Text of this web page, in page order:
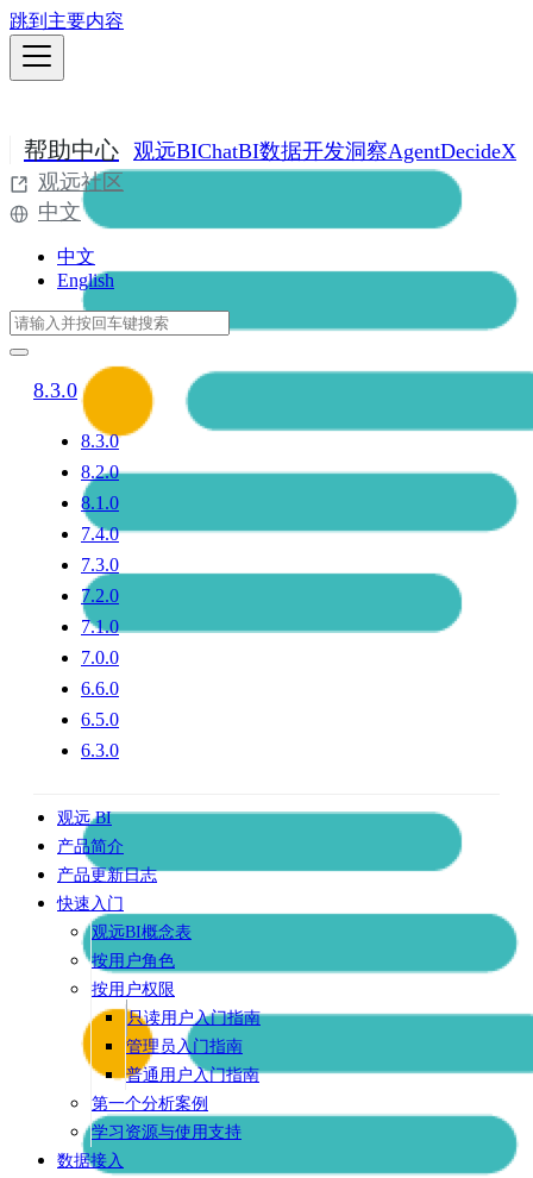
跳到主要内容
帮助中心 观远BIChatBI数据开发洞察AgentDecideX
观远社区
中文
中文
English
8.3.0
8.3.0
8.2.0
8.1.0
7.4.0
7.3.0
7.2.0
7.1.0
7.0.0
6.6.0
6.5.0
6.3.0
观远 BI
产品简介
产品更新日志
快速入门
观远BI概念表
按用户角色
按用户权限
只读用户入门指南
管理员入门指南
普通用户入门指南
第一个分析案例
学习资源与使用支持
数据接入